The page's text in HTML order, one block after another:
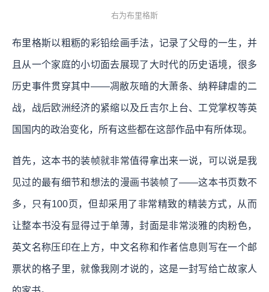
右为布里格斯
布里格斯以粗粝的彩铅绘画手法，记录了父母的一生，并
且从一个家庭的小切面去展现了大时代的历史语境，很多
历史事件贯穿其中——凋敝灰暗的大萧条、纳粹肆虐的二
战，战后欧洲经济的紧缩以及丘吉尔上台、工党掌权等英
国国内的政治变化，所有这些都在这部作品中有所体现。
首先，这本书的装帧就非常值得拿出来一说，可以说是我
见过的最有细节和想法的漫画书装帧了——这本书页数不
多，只有100页，但却采用了非常精致的精装方式，从而
让整本书没有显得过于单薄，封面是非常淡雅的肉粉色，
英文名称压印在上方，中文名称和作者信息则写在一个邮
票状的格子里，就像我刚才说的，这是一封写给亡故家人